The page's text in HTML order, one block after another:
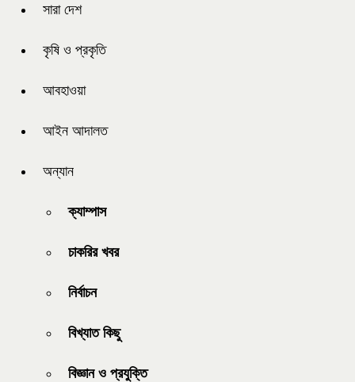
সারা দেশ
কৃষি ও প্রকৃতি
আবহাওয়া
আইন আদালত
অন্যান
ক্যাম্পাস
চাকরির খবর
নির্বাচন
বিখ্যাত কিছু
বিজ্ঞান ও প্রযুক্তি